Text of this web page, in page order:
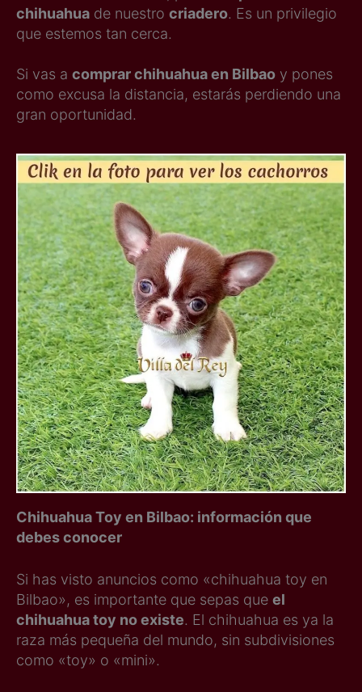
chihuahua de nuestro criadero. Es un privilegio
que estemos tan cerca.
Si vas a comprar chihuahua en Bilbao y pones
como excusa la distancia, estarás perdiendo una
gran oportunidad.
Chihuahua Toy en Bilbao: información que
debes conocer
Si has visto anuncios como «chihuahua toy en
Bilbao», es importante que sepas que el
chihuahua toy no existe. El chihuahua es ya la
raza más pequeña del mundo, sin subdivisiones
como «toy» o «mini».